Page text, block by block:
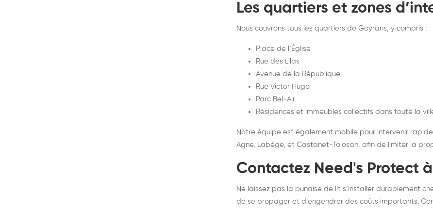
Les quartiers et zones
Nous couvrons tous les quartiers de Goyrans, y compris :
Place de l’Église
Rue des Lilas
Avenue de la République
Rue Victor Hugo
Parc Bel-Air
Résidences et immeubles collectifs dans toute la
Notre équipe est également mobile pour intervenir
Agne, Labège, et Castanet-Tolosan, afin de limiter la
Contactez Need's Protect
Ne laissez pas la punaise de lit s’installer durablement
de se propager et d’engendrer des coûts importants.